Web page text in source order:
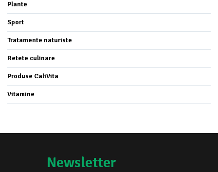
Plante
Sport
Tratamente naturiste
Retete culinare
Produse CaliVita
Vitamine
Newsletter